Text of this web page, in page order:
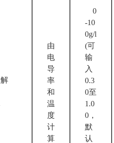
由
电
导
率
和
温
度
计
算
0
-10
0g/l
(可
输
入
0.3
0至
1.0
0，
默
认